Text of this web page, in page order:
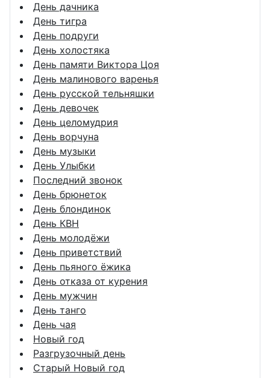
День дачника
День тигра
День подруги
День холостяка
День памяти Виктора Цоя
День малинового варенья
День русской тельняшки
День девочек
День целомудрия
День ворчуна
День музыки
День Улыбки
Последний звонок
День брюнеток
День блондинок
День КВН
День молодёжи
День приветствий
День пьяного ёжика
День отказа от курения
День мужчин
День танго
День чая
Новый год
Разгрузочный день
Старый Новый год